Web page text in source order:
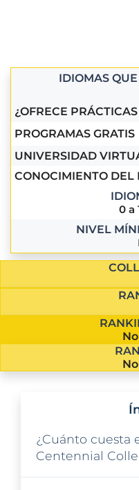
IDIOMAS
¿OFRECE
PROGRAMAS GRATIS
UNIVERSIDAD
CONOCIMIENTO DEL
0 a
NIVEL
¿Cuánto cuesta
Centennial